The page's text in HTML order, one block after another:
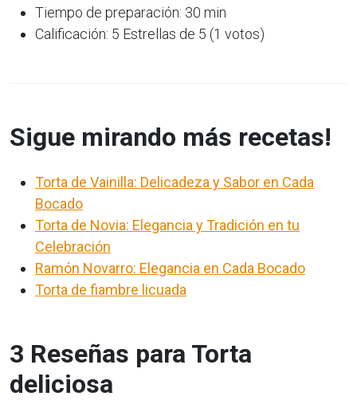
Tiempo de preparación: 30 min
Calificación: 5 Estrellas de 5 (1 votos)
Sigue mirando más recetas!
Torta de Vainilla: Delicadeza y Sabor en Cada
Bocado
Torta de Novia: Elegancia y Tradición en tu
Celebración
Ramón Novarro: Elegancia en Cada Bocado
Torta de fiambre licuada
3 Reseñas para Torta
deliciosa